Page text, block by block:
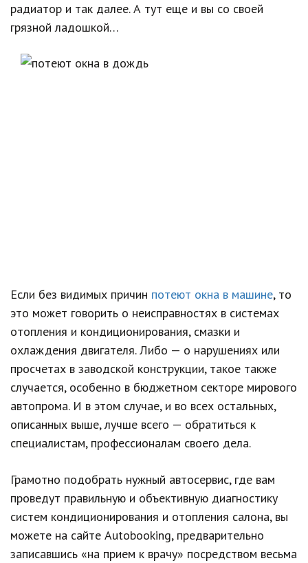
радиатор и так далее. А тут еще и вы со своей
грязной ладошкой…
Если без видимых причин потеют окна в машине, то
это может говорить о неисправностях в системах
отопления и кондиционирования, смазки и
охлаждения двигателя. Либо — о нарушениях или
просчетах в заводской конструкции, такое также
случается, особенно в бюджетном секторе мирового
автопрома. И в этом случае, и во всех остальных,
описанных выше, лучше всего — обратиться к
специалистам, профессионалам своего дела.
Грамотно подобрать нужный автосервис, где вам
проведут правильную и объективную диагностику
систем кондиционирования и отопления салона, вы
можете на сайте Аutоbооkіng, предварительно
записавшись «на прием к врачу» посредством весьма